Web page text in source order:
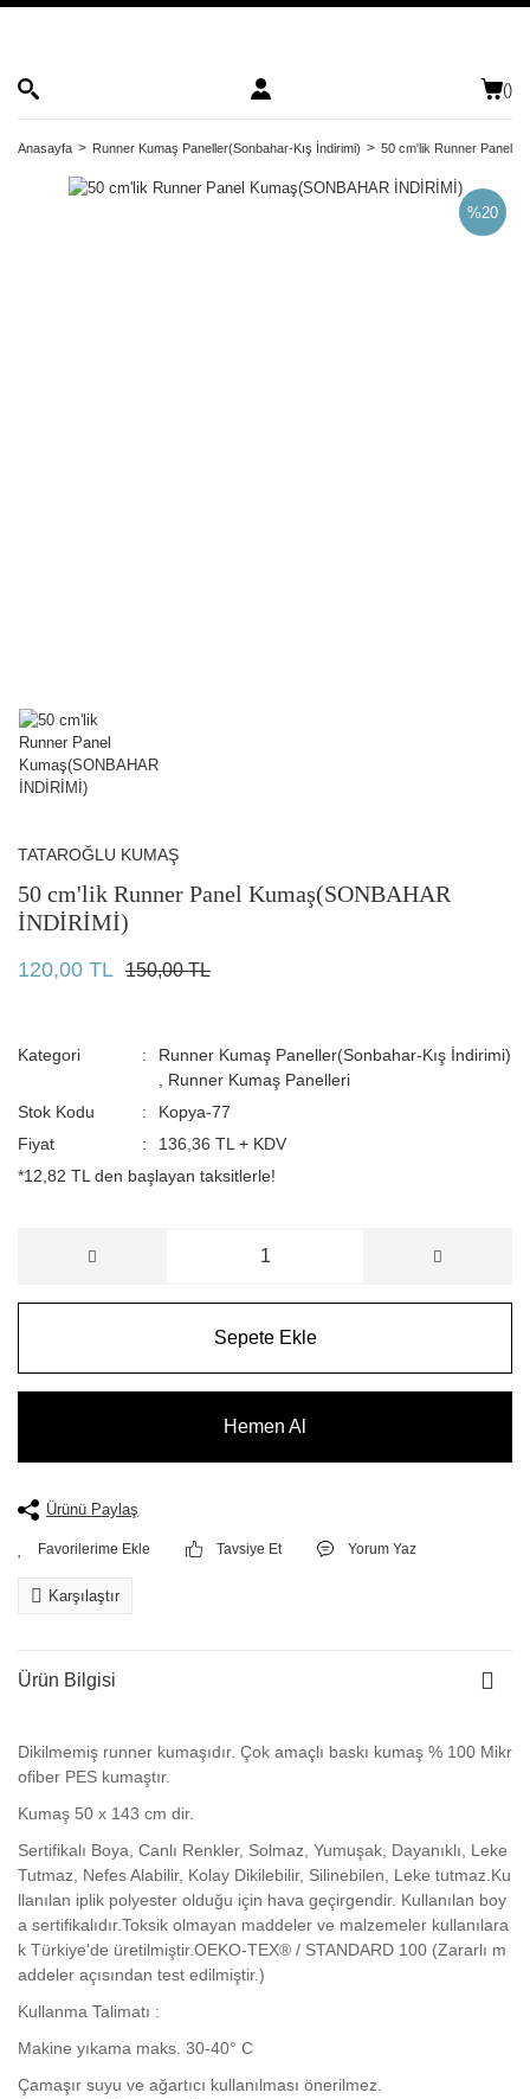
()
Anasayfa Runner Kumaş Paneller(Sonbahar-Kış İndirimi) 50 cm'lik Runner Panel
%20
TATAROĞLU KUMAŞ
50 cm'lik Runner Panel Kumaş(SONBAHAR
İNDİRİMİ)
120,00 TL 150,00 TL
Kategori
Runner Kumaş Paneller(Sonbahar-Kış İndirimi)
Runner Kumaş Panelleri
Stok Kodu
Kopya-77
Fiyat
136,36 TL + KDV
*12,82 TL den başlayan taksitlerle!
Sepete Ekle
Hemen Al
Ürünü Paylaş
Tavsiye Et Yorum Yaz
Karşılaştır
Ürün Bilgisi
Dikilmemiş runner kumaşıdır. Çok amaçlı baskı kumaş % 100 Mikr
ofiber PES kumaştır.
Kumaş 50 x 143 cm dir.
Sertifikalı Boya, Canlı Renkler, Solmaz, Yumuşak, Dayanıklı, Leke
Tutmaz, Nefes Alabilir, Kolay Dikilebilir, Silinebilen, Leke tutmaz.Ku
llanılan iplik polyester olduğu için hava geçirgendir. Kullanılan boy
a sertifikalıdır.Toksik olmayan maddeler ve malzemeler kullanılara
k Türkiye'de üretilmiştir.OEKO-TEX® / STANDARD 100 (Zararlı m
addeler açısından test edilmiştir.)
Kullanma Talimatı :
Makine yıkama maks. 30-40° C
Çamaşır suyu ve ağartıcı kullanılması önerilmez.